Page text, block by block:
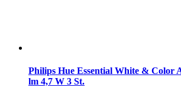
Philips Hue Essential White & Color
lm 4,7 W 3 St.